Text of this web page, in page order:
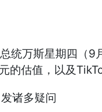
统万斯星期四（
的估值，以及